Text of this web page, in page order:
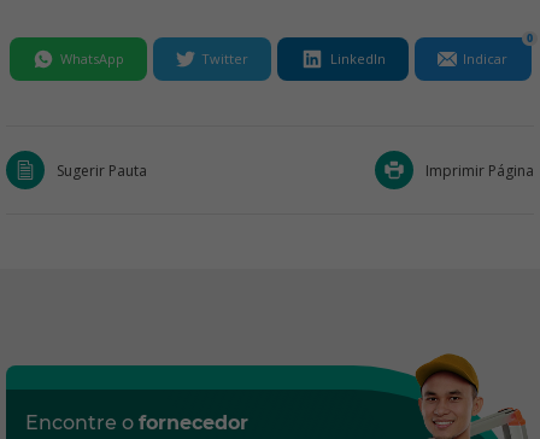
WhatsApp Twitter LinkedIn Indicar
0
Sugerir Pauta Imprimir Página
Encontre o fornecedor